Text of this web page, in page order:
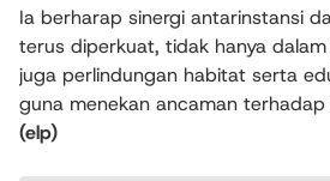
Ia berharap sinergi antarinstansi
terus diperkuat, tidak hanya
juga perlindungan habitat serta
guna menekan ancaman
(elp)